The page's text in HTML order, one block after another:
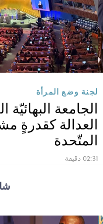
لجنة وضع المرأة
الجامعة
العدالة كقدرةٍ
المتّحدة
02:31 دقيقة